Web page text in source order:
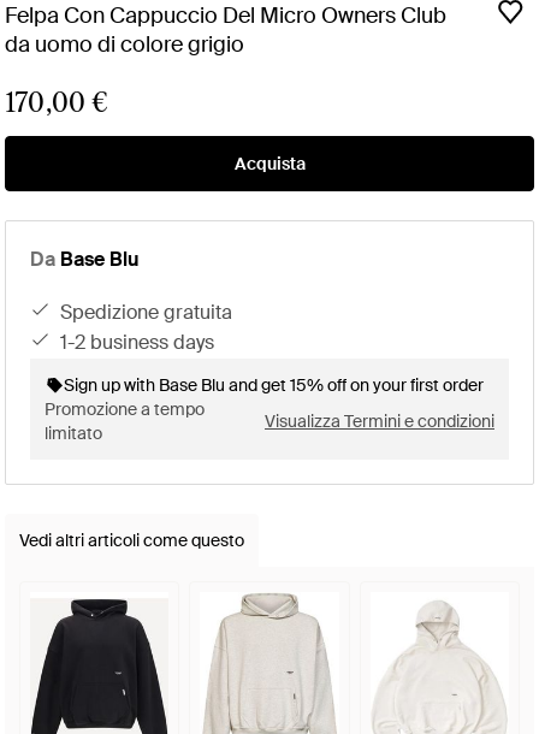
Felpa Con Cappuccio Del Micro Owners Club
da uomo di colore grigio
170,00 €
Acquista
Da Base Blu
spedizione gratuita
1-2 business days
Sign up with Base Blu and get 15% off on your first order
Promozione a tempo
limitato
Visualizza Termini e condizioni
Vedi altri articoli come questo